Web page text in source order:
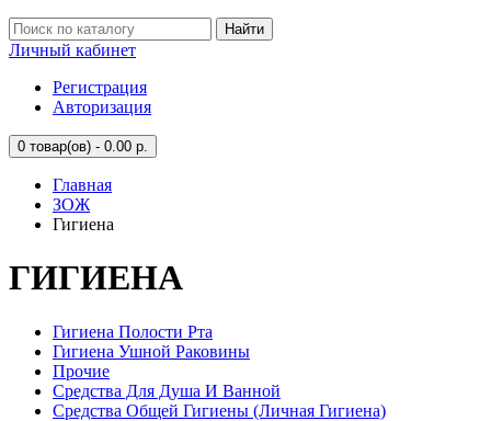
Найти
Личный кабинет
Регистрация
Авторизация
0 товар(ов) - 0.00 р.
Главная
ЗОЖ
Гигиена
ГИГИЕНА
Гигиена Полости Рта
Гигиена Ушной Раковины
Прочие
Средства Для Душа И Ванной
Средства Общей Гигиены (Личная Гигиена)